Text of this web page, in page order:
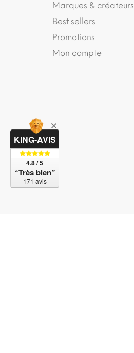
Marques & créateurs
Best sellers
Promotions
Mon compte
KING-AVIS
4.8 / 5
“Très bien”
171 avis